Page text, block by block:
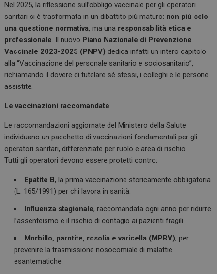
Nel 2025, la riflessione sull’obbligo vaccinale per gli operatori
sanitari si è trasformata in un dibattito più maturo: non più solo
una questione normativa, ma una responsabilità etica e
professionale. Il nuovo Piano Nazionale di Prevenzione
Vaccinale 2023-2025 (PNPV) dedica infatti un intero capitolo
alla “Vaccinazione del personale sanitario e sociosanitario”,
richiamando il dovere di tutelare sé stessi, i colleghi e le persone
assistite.
Le vaccinazioni raccomandate
Le raccomandazioni aggiornate del Ministero della Salute
individuano un pacchetto di vaccinazioni fondamentali per gli
operatori sanitari, differenziate per ruolo e area di rischio.
Tutti gli operatori devono essere protetti contro:
Epatite B, la prima vaccinazione storicamente obbligatoria
(L. 165/1991) per chi lavora in sanità.
Influenza stagionale, raccomandata ogni anno per ridurre
l’assenteismo e il rischio di contagio ai pazienti fragili.
Morbillo, parotite, rosolia e varicella (MPRV), per
prevenire la trasmissione nosocomiale di malattie
esantematiche.